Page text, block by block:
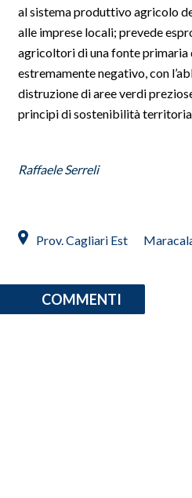
al sistema produttivo agricolo
alle imprese locali; prevede
agricoltori di una fonte primaria
estremamente negativo, con
distruzione di aree verdi
principi di sostenibilità
Raffaele Serreli
Prov. Cagliari Est
COMMENTI